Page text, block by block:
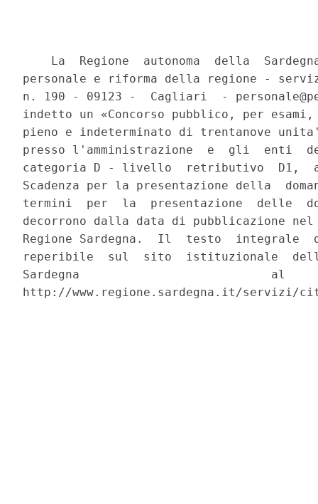
La  Regione  autonoma  della
personale e riforma della regione -
n. 190 - 09123 -  Cagliari  -
indetto un «Concorso pubblico, per
pieno e indeterminato di trentanove
presso l'amministrazione  e  gli  enti
categoria D - livello  retributivo  D1,
Scadenza per la presentazione della
termini  per  la  presentazione  delle
decorrono dalla data di pubblicazione
Regione Sardegna.  Il  testo  integrale
reperibile  sul  sito  istituzionale  della
Sardegna                           al
http://www.regione.sardegna.it/servizi/